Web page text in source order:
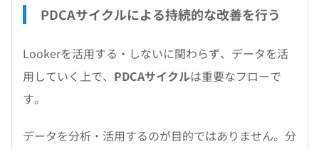
PDCAサイクルによる持続的な改善を行う
Lookerを活用する・しないに関わらず、データを活
用していく上で、 PDCAサイクルは重要なフローで
す。
データを分析・活用するのが目的ではありません。分